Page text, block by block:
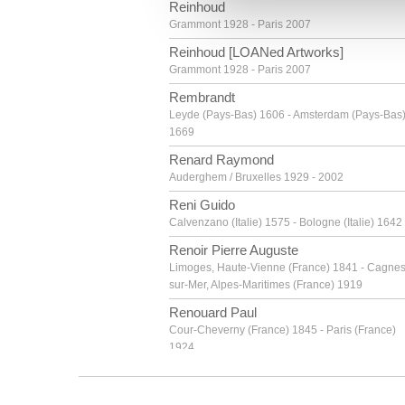
vous leur avez fournies ou
Reinhoud
Grammont 1928 - Paris 2007
Reinhoud [LOANed Artworks]
Grammont 1928 - Paris 2007
Rembrandt
Leyde (Pays-Bas) 1606 - Amsterdam (Pays-Bas)
1669
Renard Raymond
Auderghem / Bruxelles 1929 - 2002
Reni Guido
Calvenzano (Italie) 1575 - Bologne (Italie) 1642
Renoir Pierre Auguste
Limoges, Haute-Vienne (France) 1841 -
sur-Mer, Alpes-Maritimes (France) 1919
Renouard Paul
Cour-Cheverny (France) 1845 - Paris (France)
1924
Restout Jean